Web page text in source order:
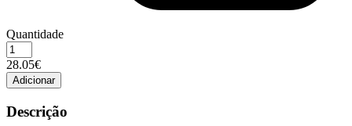
Quantidade
Quantidade
de
Hill's
C/d
Urinary
Stress
28.05€
Adicionar
Descrição